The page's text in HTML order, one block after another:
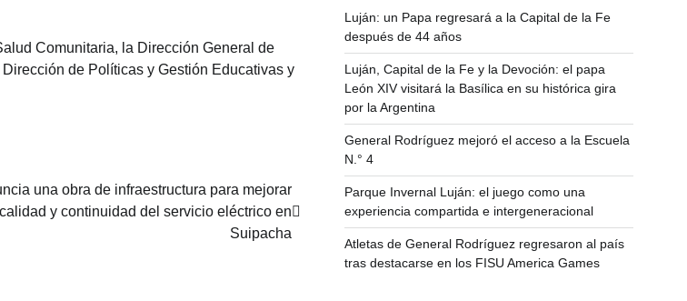
Comunitaria, la Dirección General de
de Políticas y Gestión Educativas y
una obra de infraestructura para mejorar
y continuidad del servicio eléctrico en
Suipacha
Luján: un Papa regresará a la Capital de la Fe
después de 44 años
Luján, Capital de la Fe y la Devoción: el papa
León XIV visitará la Basílica en su histórica gira
por la Argentina
General Rodríguez mejoró el acceso a la Escuela
N.° 4
Parque Invernal Luján: el juego como una
experiencia compartida e intergeneracional
Atletas de General Rodríguez regresaron al país
tras destacarse en los FISU America Games